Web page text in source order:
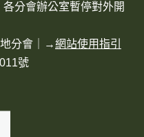
分會辦公室暫停對外開
分會 ｜→網站使用指引
號